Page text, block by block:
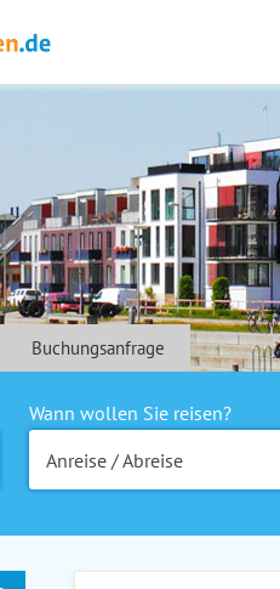
Buchungsanfrage
Wann wollen Sie reisen?
Anreise / Abreise